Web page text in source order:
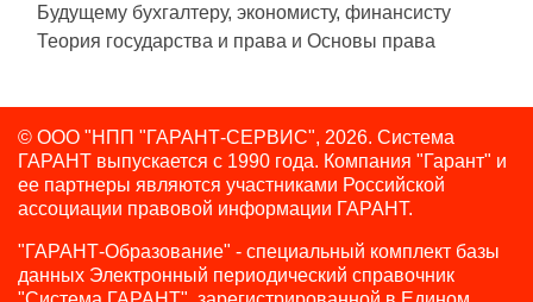
Будущему бухгалтеру, экономисту, финансисту
Теория государства и права и Основы права
© ООО "НПП "ГАРАНТ-СЕРВИС", 2026. Система
ГАРАНТ выпускается с 1990 года. Компания "Гарант" и
ее партнеры являются участниками Российской
ассоциации правовой информации ГАРАНТ.
"ГАРАНТ-Образование" - специальный комплект базы
данных Электронный периодический справочник